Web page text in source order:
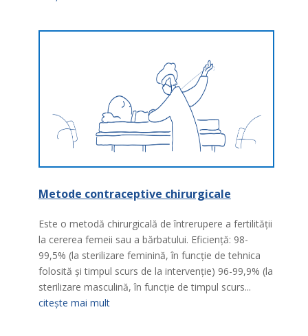
Metode contraceptive chirurgicale
Este o metodă chirurgicală de întrerupere a fertilităţii
la cererea femeii sau a bărbatului. Eficienţă: 98-
99,5% (la sterilizare feminină, în funcţie de tehnica
folosită şi timpul scurs de la intervenţie) 96-99,9% (la
sterilizare masculină, în funcţie de timpul scurs...
citește mai mult